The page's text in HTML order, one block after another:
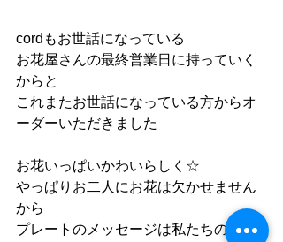
cordもお世話になっている
お花屋さんの最終営業日に持っていく
からと
これまたお世話になっている方からオ
ーダーいただきました
お花いっぱいかわいらしく☆
やっぱりお二人にお花は欠かせません
から
プレートのメッセージは私たちの気持